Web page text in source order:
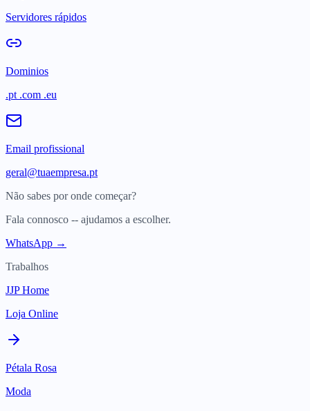
Servidores rápidos
Dominios
.pt .com .eu
Email profissional
geral@tuaempresa.pt
Não sabes por onde começar?
Fala connosco -- ajudamos a escolher.
WhatsApp →
Trabalhos
JJP Home
Loja Online
Pétala Rosa
Moda